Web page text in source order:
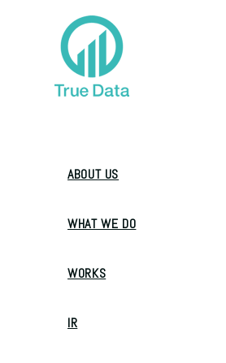
ABOUT US
WHAT WE DO
WORKS
IR